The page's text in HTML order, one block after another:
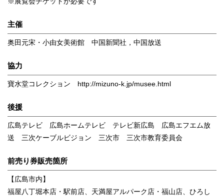
主催
奥田元宋・小由女美術館 中国新聞社，中国放送
協力
寶水堂コレクション http://mizuno-k.jp/musee.html
後援
広島テレビ 広島ホームテレビ テレビ新広島 広島エフエム放
送 三次ケーブルビジョン 三次市 三次市教育委員会
前売り券販売箇所
【広島市内】
福屋八丁堀本店・駅前店、天満屋アルパーク店・福山店、ひろし